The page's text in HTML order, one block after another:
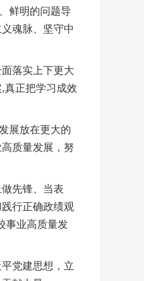
鲜明的问题导
魂脉、坚守中
落实上下更大
真正把学习成效
展放在更大的
质量发展，努
先锋、当表
行正确政绩观
事业高质量发
党建思想，立